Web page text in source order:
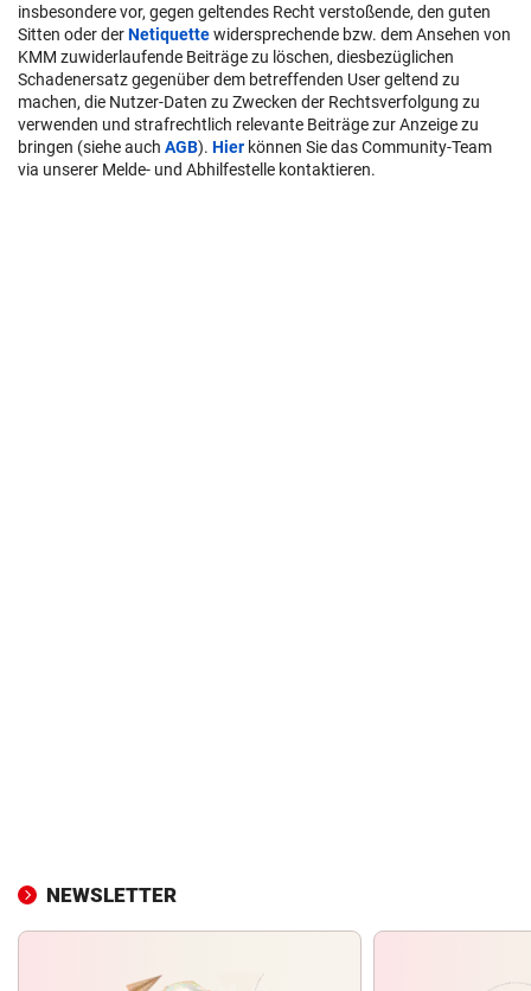
insbesondere vor, gegen geltendes Recht verstoßende, den guten
Sitten oder derNetiquettewidersprechende bzw. dem Ansehen von
KMM zuwiderlaufende Beiträge zu löschen, diesbezüglichen
Schadenersatz gegenüber dem betreffenden User geltend zu
machen, die Nutzer-Daten zu Zwecken der Rechtsverfolgung zu
verwenden und strafrechtlich relevante Beiträge zur Anzeige zu
bringen (siehe auch AGB). Hier können Sie das Community-Team
via unserer Melde- und Abhilfestelle kontaktieren.
NEWSLETTER